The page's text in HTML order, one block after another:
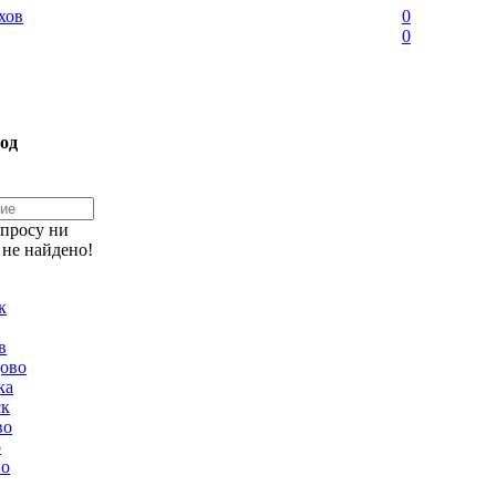
0
0
ни
найдено!